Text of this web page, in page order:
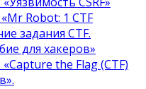
Robot: 1 CTF
задания CTF.
для хакеров»
the Flag (CTF)